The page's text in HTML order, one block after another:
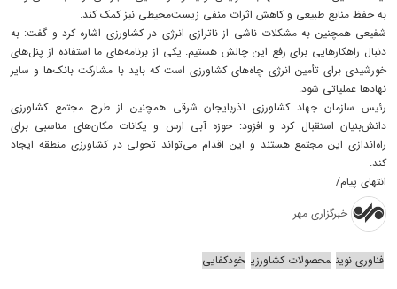
به حفظ منابع طبیعی و کاهش اثرات منفی زیست‌محیطی نیز کمک کند.
شفیعی همچنین به مشکلات ناشی از ناترازی انرژی در کشاورزی اشاره کرد و گفت: به
دنبال راهکارهایی برای رفع این چالش هستیم. یکی از برنامه‌های ما استفاده از پنل‌های
خورشیدی برای تأمین انرژی چاه‌های کشاورزی است که باید با مشارکت بانک‌ها و سایر
نهادها عملیاتی شود.
رئیس سازمان جهاد کشاورزی آذربایجان شرقی همچنین از طرح مجتمع کشاورزی
دانش‌بنیان استقبال کرد و افزود: حوزه آبی ارس و یکانات مکان‌های مناسبی برای
راه‌اندازی این مجتمع هستند و این اقدام می‌تواند تحولی در کشاورزی منطقه ایجاد
کند.
انتهای پیام/
خبرگزاری مهر
فناوری نوین محصولات کشاورزی خودکفایی